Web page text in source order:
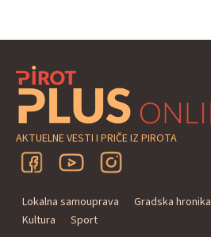
AKTUELNE VESTI I PRIČE IZ PIROTA
Lokalna samouprava Gradska hronika
Kultura
Sport